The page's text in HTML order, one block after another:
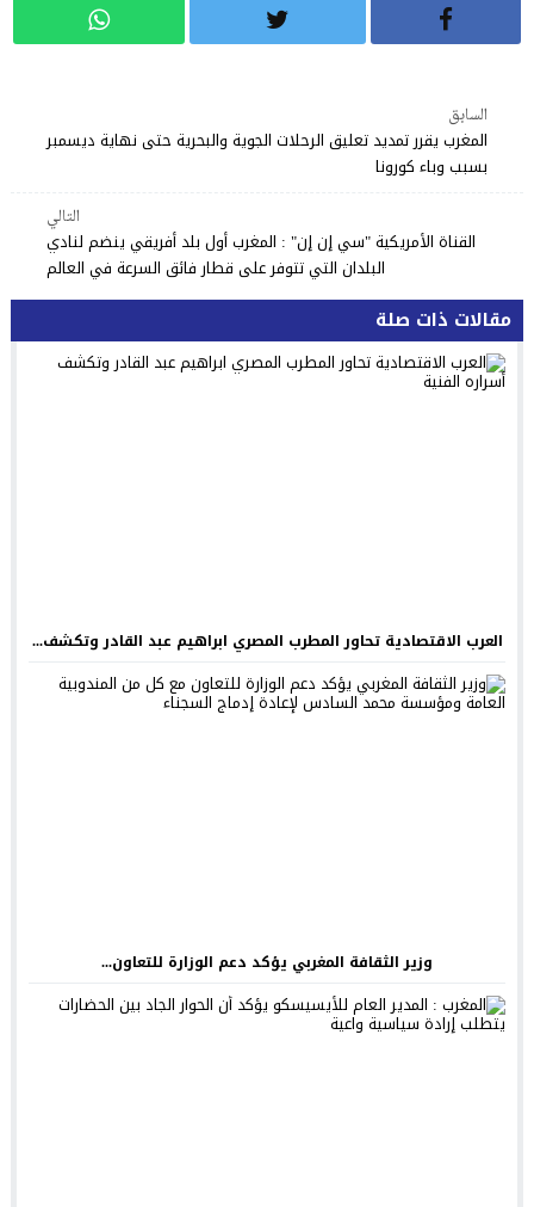
السابق
المغرب يقرر تمديد تعليق الرحلات الجوية والبحرية حتى نهاية ديسمبر
بسبب وباء كورونا
التالي
القناة الأمريكية "سي إن إن" : المغرب أول بلد أفريقي ينضم لنادي
البلدان التي تتوفر على قطار فائق السرعة في العالم
مقالات ذات صلة
العرب الاقتصادية تحاور المطرب المصري ابراهيم عبد القادر وتكشف...
وزير الثقافة المغربي يؤكد دعم الوزارة للتعاون...